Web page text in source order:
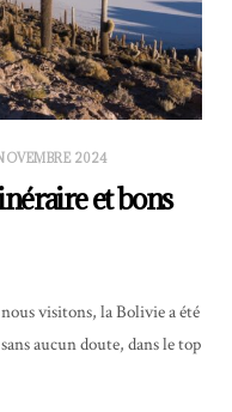
2024
et bons
visitons, la Bolivie a été
aucun doute, dans le top